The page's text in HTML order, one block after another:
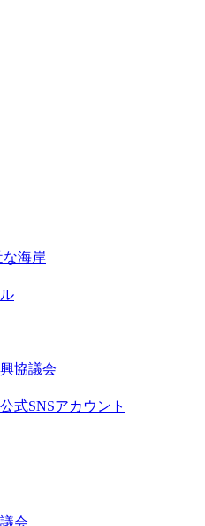
海岸
協議会
式SNSアカウント
会